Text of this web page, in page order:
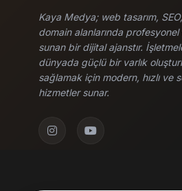
Kaya Medya; web tasarım,
domain alanlarında
sunan bir dijital ajanstır.
dünyada güçlü bir varlık
sağlamak için modern, hızlı ve
hizmetler sunar.